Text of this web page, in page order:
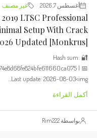
أغسطس 7, 2026 غير مصنف
LTSC Professional
Setup With Crack
Updated [m0nkrus]
🔐 Hash sum:
| 📅
Last update: 2026-08-03<img...
أكمل القراءة
بواسطة Rim222